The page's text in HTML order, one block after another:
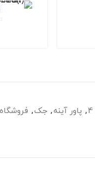
, پاور آینه, جک,